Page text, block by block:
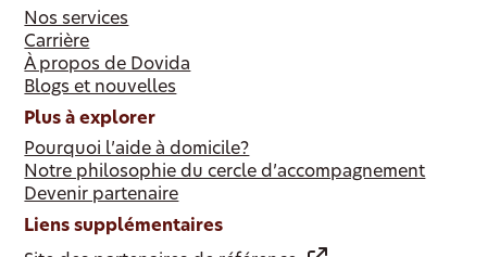
Nos services
Carrière
À propos de Dovida
Blogs et nouvelles
Plus à explorer
Pourquoi l’aide à domicile?
Notre philosophie du cercle d’accompagnement
Devenir partenaire
Liens supplémentaires